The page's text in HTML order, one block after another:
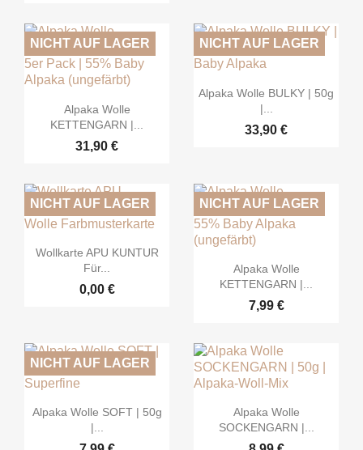
 Vorschau
Alpaka Wolle
KETTENGARN |...
31,90 €
NICHT AUF LAGER
 Vorschau
Alpaka Wolle BULKY | 50g
|...
33,90 €
NICHT AUF LAGER
 Vorschau
Wollkarte APU KUNTUR
Für...
0,00 €
NICHT AUF LAGER
 Vorschau
Alpaka Wolle
KETTENGARN |...
7,99 €
NICHT AUF LAGER
 Vorschau
Alpaka Wolle SOFT | 50g
|...
NICHT AUF LAGER
 Vorschau
Alpaka Wolle
SOCKENGARN |...